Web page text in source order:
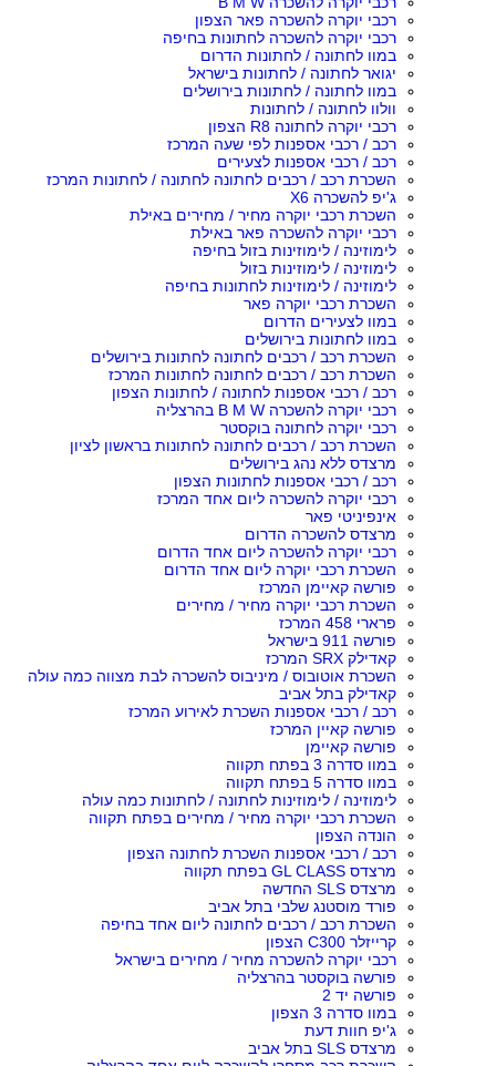
רכבי יוקרה להשכרה פאר הצפון
רכבי יוקרה להשכרה לחתונות בחיפה
במוו לחתונה / לחתונות הדרום
יגואר לחתונה / לחתונות בישראל
במוו לחתונה / לחתונות בירושלים
וולוו לחתונה / לחתונות
רכבי יוקרה לחתונה R8 הצפון
רכב / רכבי אספנות לפי שעה המרכז
רכב / רכבי אספנות לצעירים
השכרת רכב / רכבים לחתונה לחתונה / לחתונות המרכז
ג'יפ להשכרה X6
השכרת רכבי יוקרה מחיר / מחירים באילת
רכבי יוקרה להשכרה פאר באילת
לימוזינה / לימוזינות בזול בחיפה
לימוזינה / לימוזינות בזול
לימוזינה / לימוזינות לחתונות בחיפה
השכרת רכבי יוקרה פאר
במוו לצעירים הדרום
במוו לחתונות בירושלים
השכרת רכב / רכבים לחתונה לחתונות בירושלים
השכרת רכב / רכבים לחתונה לחתונות המרכז
רכב / רכבי אספנות לחתונה / לחתונות הצפון
רכבי יוקרה להשכרה B M W בהרצליה
רכבי יוקרה לחתונה בוקסטר
השכרת רכב / רכבים לחתונה לחתונות בראשון לציון
מרצדס ללא נהג בירושלים
רכב / רכבי אספנות לחתונות הצפון
רכבי יוקרה להשכרה ליום אחד המרכז
אינפיניטי פאר
מרצדס להשכרה הדרום
רכבי יוקרה להשכרה ליום אחד הדרום
השכרת רכבי יוקרה ליום אחד הדרום
פורשה קאיימן המרכז
השכרת רכבי יוקרה מחיר / מחירים
פרארי 458 המרכז
פורשה 911 בישראל
קאדילק SRX המרכז
השכרת אוטובוס / מיניבוס להשכרה לבת מצווה כמה עולה
קאדילק בתל אביב
רכב / רכבי אספנות השכרת לאירוע המרכז
פורשה קאיין המרכז
פורשה קאיימן
במוו סדרה 3 בפתח תקווה
במוו סדרה 5 בפתח תקווה
לימוזינה / לימוזינות לחתונה / לחתונות כמה עולה
השכרת רכבי יוקרה מחיר / מחירים בפתח תקווה
הונדה הצפון
רכב / רכבי אספנות השכרת לחתונה הצפון
מרצדס GL CLASS בפתח תקווה
מרצדס SLS החדשה
פורד מוסטנג שלבי בתל אביב
השכרת רכב / רכבים לחתונה ליום אחד בחיפה
קרייזלר C300 הצפון
רכבי יוקרה להשכרה מחיר / מחירים בישראל
פורשה בוקסטר בהרצליה
פורשה יד 2
במוו סדרה 3 הצפון
ג'יפ חוות דעת
מרצדס SLS בתל אביב